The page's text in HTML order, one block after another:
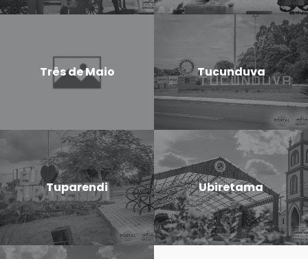
Três de Maio Tucunduva
Tuparendi Ubiretama